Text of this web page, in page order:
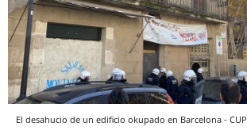
El desahucio de un edificio okupado en Barcelona - CUP